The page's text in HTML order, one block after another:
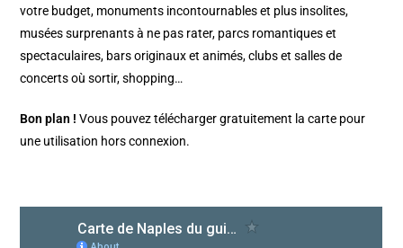
votre budget, monuments incontournables et plus insolites,
musées surprenants à ne pas rater, parcs romantiques et
spectaculaires, bars originaux et animés, clubs et salles de
concerts où sortir, shopping…
Bon plan ! Vous pouvez télécharger gratuitement la carte pour
une utilisation hors connexion.